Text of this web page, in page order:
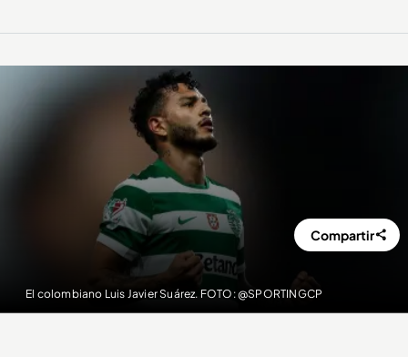
El colombiano Luis Javier Suárez. FOTO: @SPORTINGCP
Compartir